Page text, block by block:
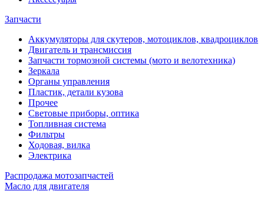
Запчасти
Аккумуляторы для скутеров, мотоциклов, квадроциклов
Двигатель и трансмиссия
Запчасти тормозной системы (мото и велотехника)
Зеркала
Органы управления
Пластик, детали кузова
Прочее
Световые приборы, оптика
Топливная система
Фильтры
Ходовая, вилка
Электрика
Распродажа мотозапчастей
Масло для двигателя